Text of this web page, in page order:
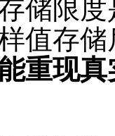
储限
值存
重现